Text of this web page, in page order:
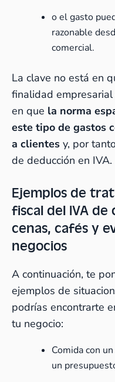
o el gasto
razonable
comercial.
La clave no está en
finalidad empresarial
en que la norma
este tipo de gastos
a clientes y, por
de deducción en IVA.
Ejemplos de
fiscal del IVA de
cenas, cafés y
negocios
A continuación, te
ejemplos de
podrías encontrarte
tu negocio:
Comida con
un